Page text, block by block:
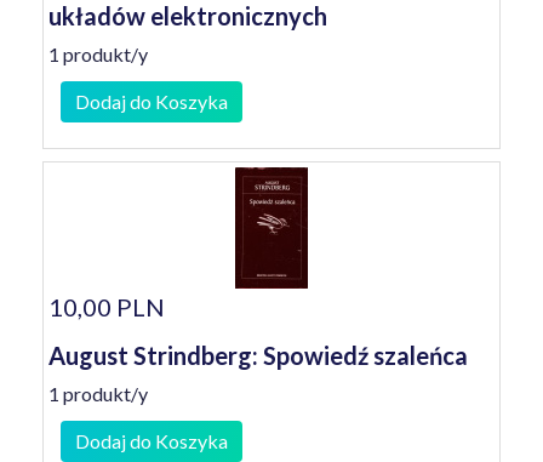
układów elektronicznych
1 produkt/y
Dodaj do Koszyka
10,00 PLN
August Strindberg: Spowiedź szaleńca
1 produkt/y
Dodaj do Koszyka